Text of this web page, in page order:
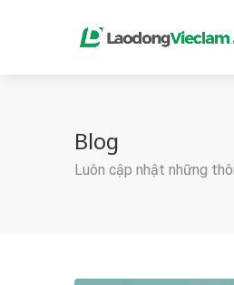
Blog
Luôn cập nhật những